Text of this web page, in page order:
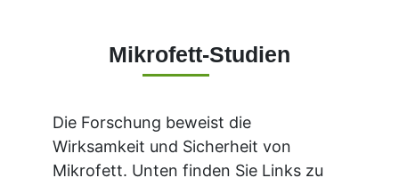
Wirksamkeit und Sicherheit von
Mikrofett. Unten finden Sie Links zu
Dutzenden von unabhängigen